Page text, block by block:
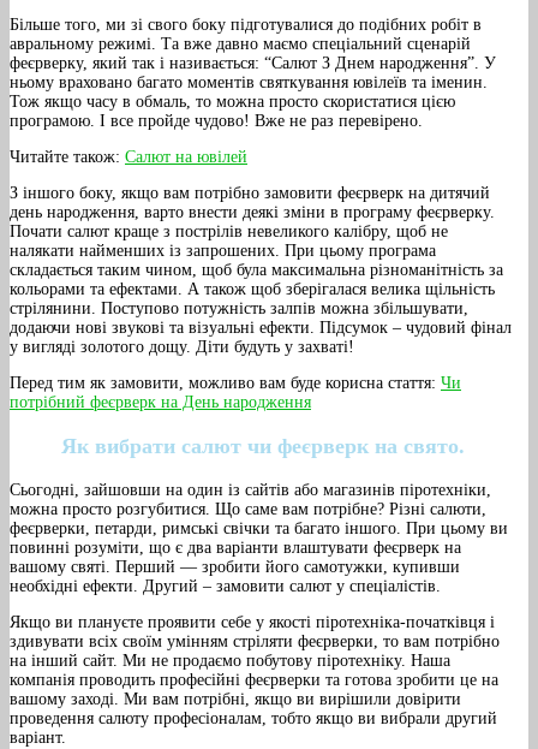
Більше того, ми зі свого боку підготувалися до подібних робіт в
авральному режимі. Та вже давно маємо спеціальний сценарій
феєрверку, який так і називається: “Салют З Днем народження”. У
ньому враховано багато моментів святкування ювілеїв та іменин.
Тож якщо часу в обмаль, то можна просто скористатися цією
програмою. І все пройде чудово! Вже не раз перевірено.
Читайте також: Салют на ювілей
З іншого боку, якщо вам потрібно замовити феєрверк на дитячий
день народження, варто внести деякі зміни в програму феєрверку.
Почати салют краще з пострілів невеликого калібру, щоб не
налякати найменших із запрошених. При цьому програма
складається таким чином, щоб була максимальна різноманітність за
кольорами та ефектами. А також щоб зберігалася велика щільність
стрілянини. Поступово потужність залпів можна збільшувати,
додаючи нові звукові та візуальні ефекти. Підсумок – чудовий фінал
у вигляді золотого дощу. Діти будуть у захваті!
Перед тим як замовити, можливо вам буде корисна стаття: Чи
потрібний феєрверк на День народження
Як вибрати салют чи феєрверк на свято.
Сьогодні, зайшовши на один із сайтів або магазинів піротехніки,
можна просто розгубитися. Що саме вам потрібне? Різні салюти,
феєрверки, петарди, римські свічки та багато іншого. При цьому ви
повинні розуміти, що є два варіанти влаштувати феєрверк на
вашому святі. Перший — зробити його самотужки, купивши
необхідні ефекти. Другий – замовити салют у спеціалістів.
Якщо ви плануєте проявити себе у якості піротехніка-початківця і
здивувати всіх своїм умінням стріляти феєрверки, то вам потрібно
на інший сайт. Ми не продаємо побутову піротехніку. Наша
компанія проводить професійні феєрверки та готова зробити це на
вашому заході. Ми вам потрібні, якщо ви вирішили довірити
проведення салюту професіоналам, тобто якщо ви вибрали другий
варіант.